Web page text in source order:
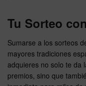
Tu Sorteo
Sumarse a los sorteos
mayores tradiciones
adquieres no solo te da
premios, sino que